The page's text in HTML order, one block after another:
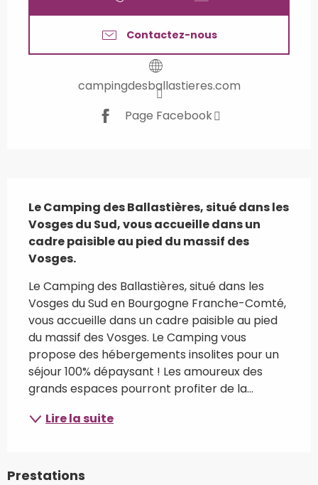
Contactez-nous
campingdesballastieres.com
Page Facebook
Le Camping des Ballastières, situé dans les
Vosges du Sud, vous accueille dans un
cadre paisible au pied du massif des
Vosges.
Le Camping des Ballastières, situé dans les
Vosges du Sud en Bourgogne Franche-Comté,
vous accueille dans un cadre paisible au pied
du massif des Vosges. Le Camping vous
propose des hébergements insolites pour un
séjour 100% dépaysant ! Les amoureux des
grands espaces pourront profiter de la...
Lire la suite
Prestations